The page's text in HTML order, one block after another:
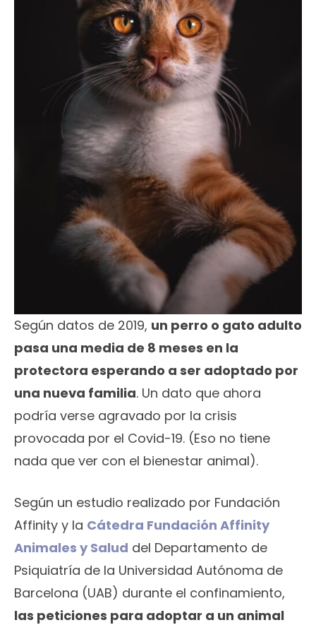
Según datos de 2019, un perro o gato adulto
pasa una media de 8 meses en la
protectora esperando a ser adoptado por
una nueva familia. Un dato que ahora
podría verse agravado por la crisis
provocada por el Covid-19. (Eso no tiene
nada que ver con el bienestar animal).
Según un estudio realizado por Fundación
Affinity y la Cátedra Fundación Affinity
Animales y Salud del Departamento de
Psiquiatría de la Universidad Autónoma de
Barcelona (UAB) durante el confinamiento,
las peticiones para adoptar a un animal